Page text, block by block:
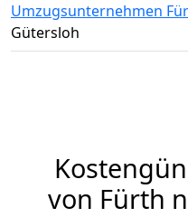
Umzugsunternehmen
Gütersloh
von Fürth